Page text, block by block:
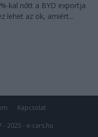
kal nőtt a BYD exportja
lehet az ok, amiért...
Kapcsolat
2025 - e-cars.hu